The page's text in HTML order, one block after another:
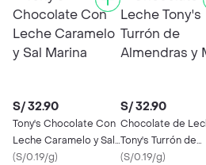
S/ 32.90
Tony's Chocolate Con
Leche Caramelo y Sal
Marina
(S/0.19/g)
S/ 32.90
Chocolate de
Tony's Turrón de
Almendras y Miel
(S/0.19/g)